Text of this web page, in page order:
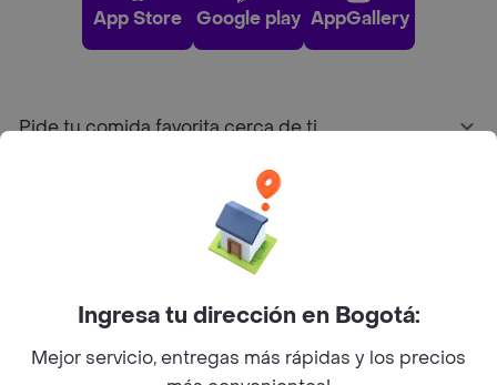
App Store Google play AppGallery
Pide tu comida favorita cerca de ti
Sobre RappiIngresa tu dirección en Bogotá:
Mejor servicio, entregas más rápidas y los precios